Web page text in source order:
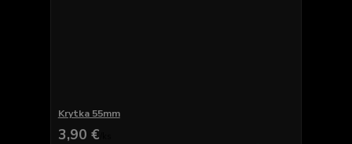
Krytka 55mm
3,90 €